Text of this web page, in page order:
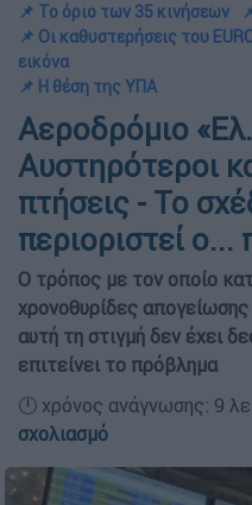
📌 Το όριο των 35 κινήσεων
📌 Οι καθυστερήσεις του
εικόνα
📌 Η θέση της ΥΠΑ
Αεροδρόμιο
Αυστηρότεροι
πτήσεις - Το
περιοριστεί
Ο τρόπος με τον οποίο
χρονοθυρίδες
αυτή τη στιγμή δεν έχει
επιτείνει το πρόβλημα
🕛 χρόνος ανάγνωσης:
σχολιασμό